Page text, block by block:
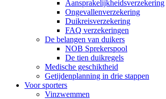
Aansprakelijkheidsverzekering
Ongevallenverzekering
Duikreisverzekering
FAQ verzekeringen
De belangen van duikers
NOB Sprekerspool
De tien duikregels
Medische geschiktheid
Getijdenplanning in drie stappen
Voor sporters
Vinzwemmen